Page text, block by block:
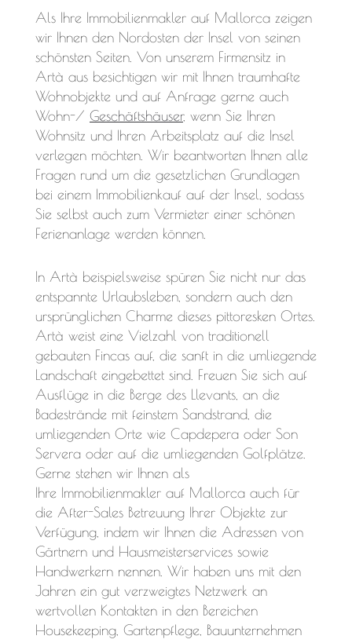
Als Ihre Immobilienmakler auf Mallorca zeigen
wir Ihnen den Nordosten der Insel von seinen
schönsten Seiten. Von unserem Firmensitz in
Artà aus besichtigen wir mit Ihnen traumhafte
Wohnobjekte und auf Anfrage gerne auch
Wohn-/ Geschäftshäuser, wenn Sie Ihren
Wohnsitz und Ihren Arbeitsplatz auf die Insel
verlegen möchten. Wir beantworten Ihnen alle
Fragen rund um die gesetzlichen Grundlagen
bei einem Immobilienkauf auf der Insel, sodass
Sie selbst auch zum Vermieter einer schönen
Ferienanlage werden können.
In Artà beispielsweise spüren Sie nicht nur das
entspannte Urlaubsleben, sondern auch den
ursprünglichen Charme dieses pittoresken Ortes.
Artà weist eine Vielzahl von traditionell
gebauten Fincas auf, die sanft in die umliegende
Landschaft eingebettet sind. Freuen Sie sich auf
Ausflüge in die Berge des Llevants, an die
Badestrände mit feinstem Sandstrand, die
umliegenden Orte wie Capdepera oder Son
Servera oder auf die umliegenden Golfplätze.
Gerne stehen wir Ihnen als
Ihre Immobilienmakler auf Mallorca auch für
die After-Sales Betreuung Ihrer Objekte zur
Verfügung, indem wir Ihnen die Adressen von
Gärtnern und Hausmeisterservices sowie
Handwerkern nennen. Wir haben uns mit den
Jahren ein gut verzweigtes Netzwerk an
wertvollen Kontakten in den Bereichen
Housekeeping, Gartenpflege, Bauunternehmen